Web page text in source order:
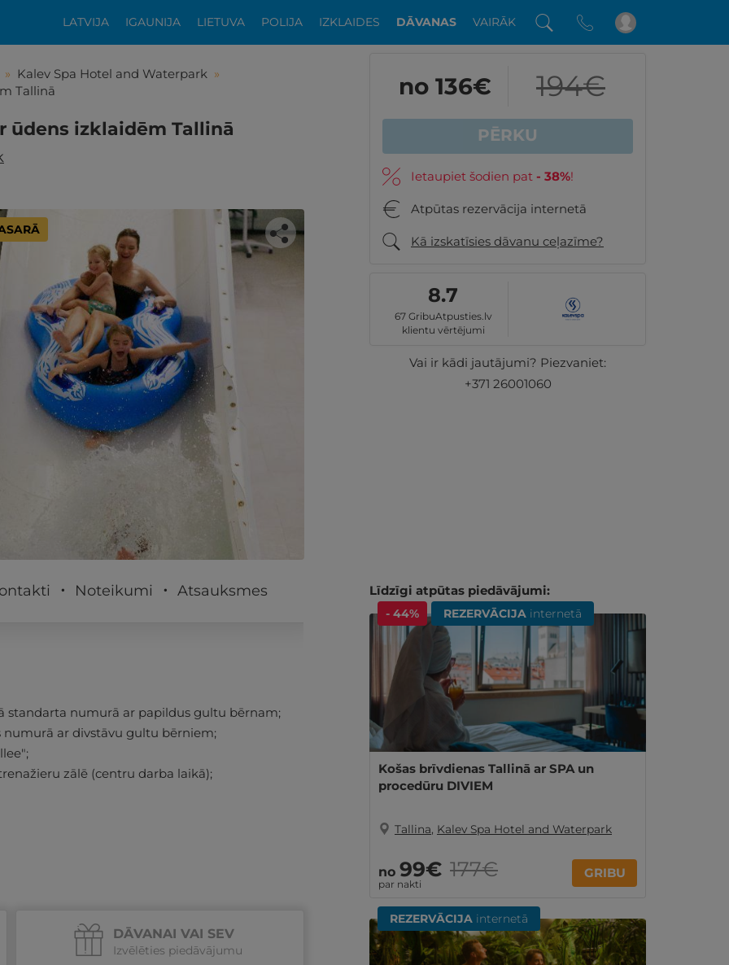
LATVIJA IGAUNIJA LIETUVA POLIJA IZKLAIDES DĀVANAS VAIRĀK
» Kalev Spa Hotel and Waterpark »
Tallinā
ūdens izklaidēm Tallinā
šis piedāvājums?
atpūtai atlikuši tikai daži soļi
no 136€ 194€
PĒRKU
Ietaupiet šodien pat - 38%!
Atpūtas rezervācija internetā
Kā izskatīsies dāvanu ceļazīme?
8.7
67 GribuAtpusties.lv
klientu vērtējumi
Vai ir kādi jautājumi? Piezvaniet:
+371 26001060
Noteikumi Atsauksmes
standarta numurā ar papildus gultu bērnam;
ar divstāvu gultu bērniem;
zālē (centru darba laikā);
DĀVANAI VAI SEV
Izvēlēties piedāvājumu
Līdzīgi atpūtas piedāvājumi:
- 44% REZERVĀCIJA internetā
Košas brīvdienas Tallinā ar SPA un
procedūru DIVIEM
Tallina, Kalev Spa Hotel and Waterpark
no 99€
par nakti
177€ GRIBU
REZERVĀCIJA internetā